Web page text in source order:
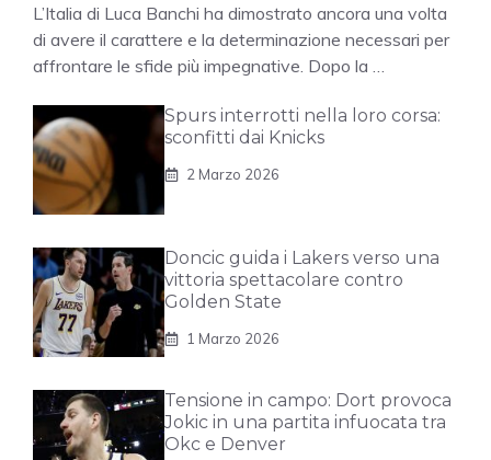
L’Italia di Luca Banchi ha dimostrato ancora una volta
di avere il carattere e la determinazione necessari per
affrontare le sfide più impegnative. Dopo la …
Spurs interrotti nella loro corsa:
sconfitti dai Knicks
2 Marzo 2026
Doncic guida i Lakers verso una
vittoria spettacolare contro
Golden State
1 Marzo 2026
Tensione in campo: Dort provoca
Jokic in una partita infuocata tra
Okc e Denver